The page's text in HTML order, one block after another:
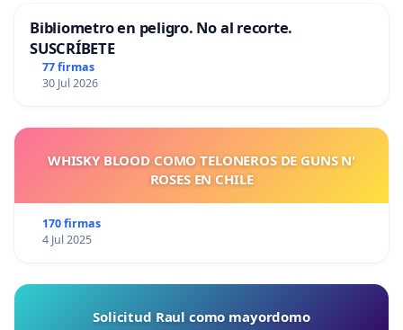
Bibliometro en peligro. No al recorte.
SUSCRÍBETE
77 firmas
30 Jul 2026
WHISKY BLOOD COMO TELONEROS DE GUNS N'
ROSES EN CHILE
170 firmas
4 Jul 2025
Solicitud Raul como mayordomo